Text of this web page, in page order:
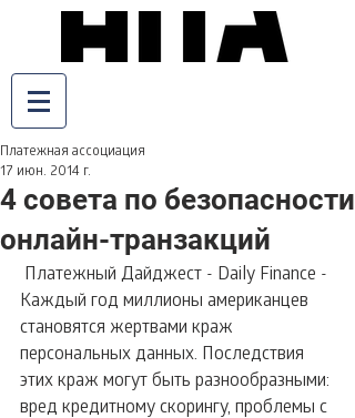
4 совета по безопасности
онлайн-транзакций
Платежная ассоциация
17 июн. 2014 г.
Каждый год миллионы американцев
становятся жертвами краж
персональных данных. Последствия
этих краж могут быть разнообразными:
вред кредитному скорингу, проблемы с